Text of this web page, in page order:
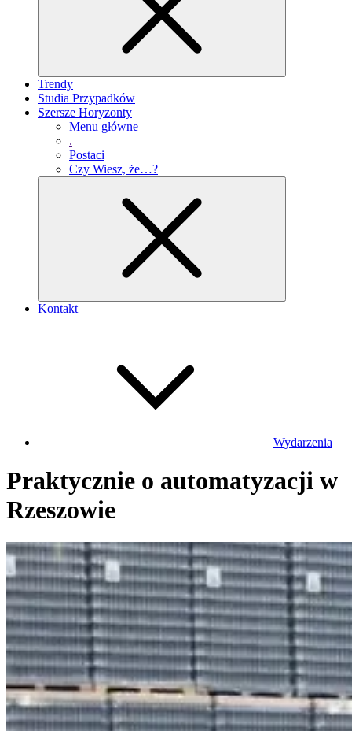
Trendy
Studia Przypadków
Szersze Horyzonty
Menu główne
.
Postaci
Czy Wiesz, że…?
Kontakt
Wydarzenia
Praktycznie o automatyzacji w
Rzeszowie